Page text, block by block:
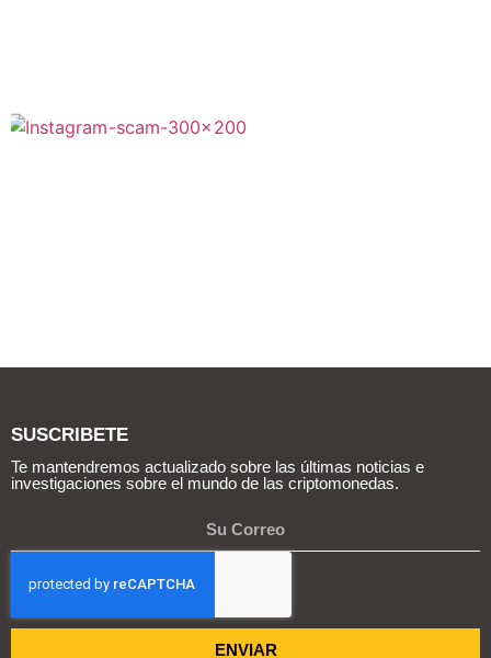
SUSCRIBETE
Te mantendremos actualizado sobre las últimas noticias e
investigaciones sobre el mundo de las criptomonedas.
ENVIAR